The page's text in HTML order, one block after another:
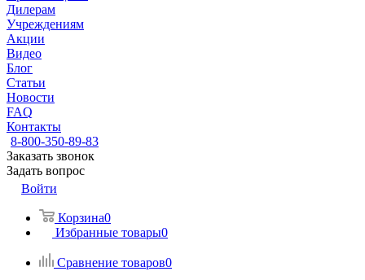
Дилерам
Учреждениям
Акции
Видео
Блог
Статьи
Новости
FAQ
Контакты
8-800-350-89-83
Заказать звонок
Задать вопрос
Войти
Корзина0
Избранные товары0
Сравнение товаров0